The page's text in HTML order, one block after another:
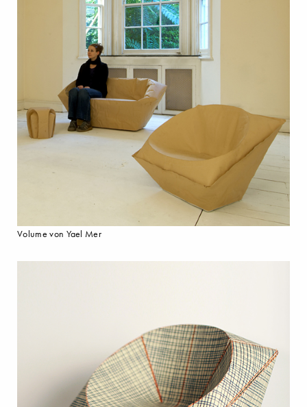
Volume von Yael Mer